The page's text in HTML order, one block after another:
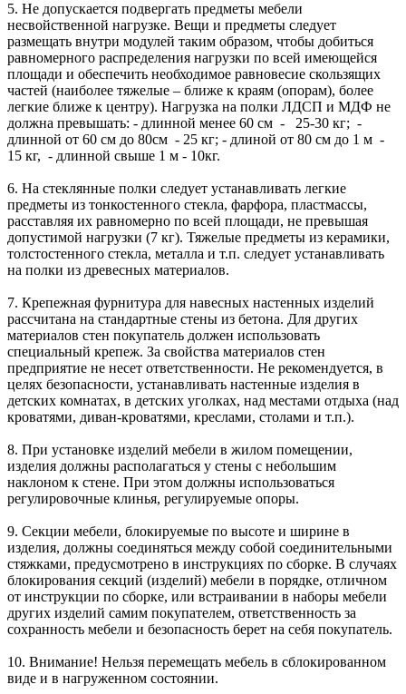
5. Не допускается подвергать предметы мебели
несвойственной нагрузке. Вещи и предметы следует
размещать внутри модулей таким образом, чтобы добиться
равномерного распределения нагрузки по всей имеющейся
площади и обеспечить необходимое равновесие скользящих
частей (наиболее тяжелые – ближе к краям (опорам), более
легкие ближе к центру). Нагрузка на полки ЛДСП и МДФ не
должна превышать: - длинной менее 60 см - 25-30 кг; -
длинной от 60 см до 80см - 25 кг; - длиной от 80 см до 1 м -
15 кг, - длинной свыше 1 м - 10кг.
6. На стеклянные полки следует устанавливать легкие
предметы из тонкостенного стекла, фарфора, пластмассы,
расставляя их равномерно по всей площади, не превышая
допустимой нагрузки (7 кг). Тяжелые предметы из керамики,
толстостенного стекла, металла и т.п. следует устанавливать
на полки из древесных материалов.
7. Крепежная фурнитура для навесных настенных изделий
рассчитана на стандартные стены из бетона. Для других
материалов стен покупатель должен использовать
специальный крепеж. За свойства материалов стен
предприятие не несет ответственности. Не рекомендуется, в
целях безопасности, устанавливать настенные изделия в
детских комнатах, в детских уголках, над местами отдыха (над
кроватями, диван-кроватями, креслами, столами и т.п.).
8. При установке изделий мебели в жилом помещении,
изделия должны располагаться у стены с небольшим
наклоном к стене. При этом должны использоваться
регулировочные клинья, регулируемые опоры.
9. Секции мебели, блокируемые по высоте и ширине в
изделия, должны соединяться между собой соединительными
стяжками, предусмотрено в инструкциях по сборке. В случаях
блокирования секций (изделий) мебели в порядке, отличном
от инструкции по сборке, или встраивании в наборы мебели
других изделий самим покупателем, ответственность за
сохранность мебели и безопасность берет на себя покупатель.
10. Внимание! Нельзя перемещать мебель в сблокированном
виде и в нагруженном состоянии.